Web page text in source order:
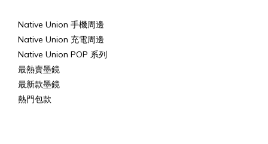
Native Union 手機周邊
Native Union 充電周邊
Native Union POP 系列
最熱賣墨鏡
最新款墨鏡
熱門包款